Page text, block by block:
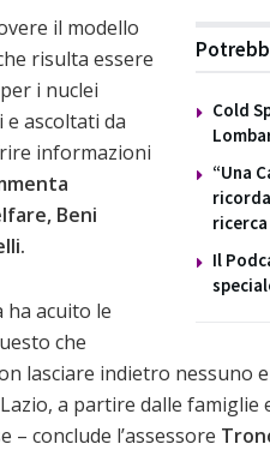
Cold
“Una
Il
il modello
risulta essere
i nuclei
ascoltati da
informazioni
Beni
ha acuito le
che
lasciare indietro nessuno
a partire dalle famiglie
conclude l’assessore